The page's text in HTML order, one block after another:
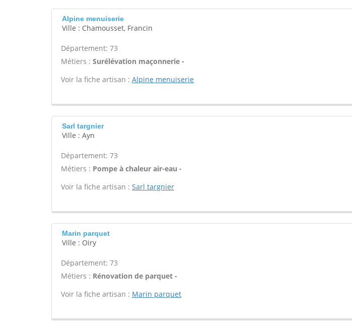
Alpine menuiserie
Ville : Chamousset, Francin
Département: 73
Métiers : Surélévation maçonnerie -
Voir la fiche artisan : Alpine menuiserie
Sarl targnier
Ville : Ayn
Département: 73
Métiers : Pompe à chaleur air-eau -
Voir la fiche artisan : Sarl targnier
Marin parquet
Ville : Oiry
Département: 73
Métiers : Rénovation de parquet -
Voir la fiche artisan : Marin parquet